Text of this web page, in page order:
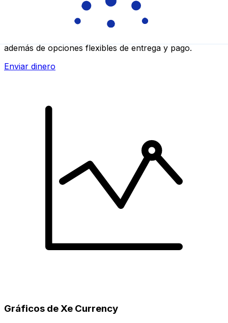
Transferencias de dinero internacionales Xe
Envíe dinero en línea de forma rápida, segura y fácil.
además de opciones flexibles de entrega y pago.
Enviar dinero
Gráficos de Xe Currency